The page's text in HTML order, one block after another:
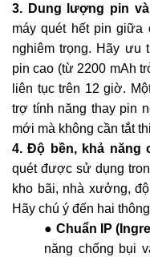
3. Dung lượng pin
máy quét hết pin giữa
nghiêm trọng. Hãy ưu
pin cao (từ 2200 mAh
liên tục trên 12 giờ.
trợ tính năng thay pin
mới mà không cần tắt
4. Độ bền, khả năng
quét được sử dụng
kho bãi, nhà xưởng,
Hãy chú ý đến hai
● Chuẩn IP
năng chống bụi